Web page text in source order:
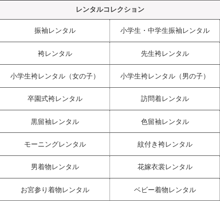
レンタルコレクション
振袖レンタル 小学生・中学生振袖レンタル
袴レンタル 先生袴レンタル
小学生袴レンタル（女の子） 小学生袴レンタル（男の子）
卒園式袴レンタル 訪問着レンタル
黒留袖レンタル 色留袖レンタル
モーニングレンタル 紋付き袴レンタル
男着物レンタル 花嫁衣裳レンタル
お宮参り着物レンタル ベビー着物レンタル